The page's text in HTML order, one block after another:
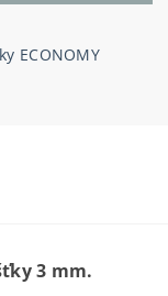
ECONOMY
3 mm.